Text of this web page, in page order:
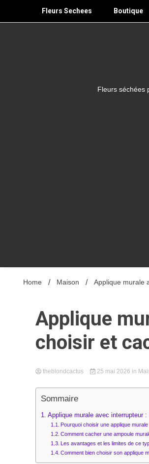
content
Fleurs Sechees Boutique
Fleurs séchées
Home Maison Applique murale
Applique
choisir et
theblondcactus 25 mai 2026 in
Sommaire
Applique murale avec interrupteur
Pourquoi choisir une applique
Comment cacher une ampoule
Les avantages et les limites de ce
Comment bien choisir son applique